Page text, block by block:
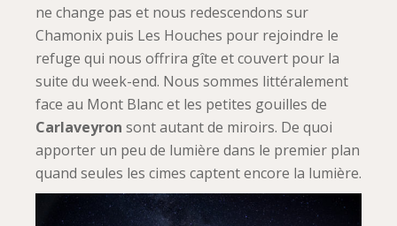
ne change pas et nous redescendons sur
Chamonix puis Les Houches pour rejoindre le
refuge qui nous offrira gîte et couvert pour la
suite du week-end. Nous sommes littéralement
face au Mont Blanc et les petites gouilles de
Carlaveyron sont autant de miroirs. De quoi
apporter un peu de lumière dans le premier plan
quand seules les cimes captent encore la lumière.